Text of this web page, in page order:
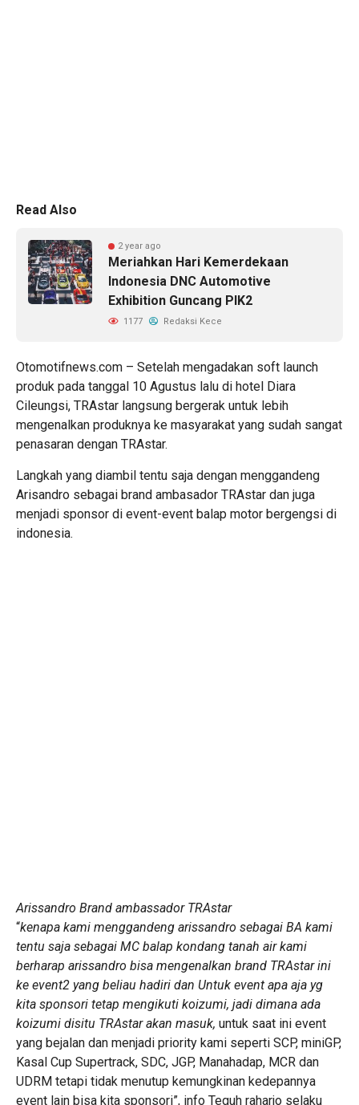
Read Also
2 year ago
Meriahkan Hari Kemerdekaan
Indonesia DNC Automotive
Exhibition Guncang PIK2
1177 Redaksi Kece
Otomotifnews.com – Setelah mengadakan soft launch
produk pada tanggal 10 Agustus lalu di hotel Diara
Cileungsi, TRAstar langsung bergerak untuk lebih
mengenalkan produknya ke masyarakat yang sudah sangat
penasaran dengan TRAstar.
Langkah yang diambil tentu saja dengan menggandeng
Arisandro sebagai brand ambasador TRAstar dan juga
menjadi sponsor di event-event balap motor bergengsi di
indonesia.
Arissandro Brand ambassador TRAstar
“kenapa kami menggandeng arissandro sebagai BA kami
tentu saja sebagai MC balap kondang tanah air kami
berharap arissandro bisa mengenalkan brand TRAstar ini
ke event2 yang beliau hadiri dan Untuk event apa aja yg
kita sponsori tetap mengikuti koizumi, jadi dimana ada
koizumi disitu TRAstar akan masuk, untuk saat ini event
yang bejalan dan menjadi priority kami seperti SCP, miniGP,
Kasal Cup Supertrack, SDC, JGP, Manahadap, MCR dan
UDRM tetapi tidak menutup kemungkinan kedepannya
event lain bisa kita sponsori”, info Teguh raharjo selaku